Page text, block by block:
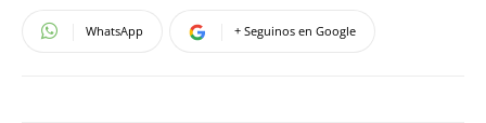
WhatsApp + Seguinos en Google